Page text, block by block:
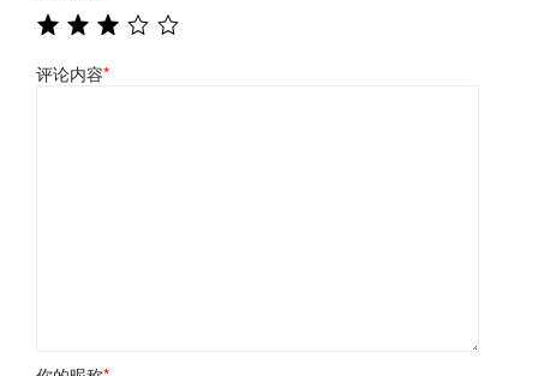
评论内容*